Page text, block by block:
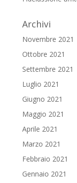
Archivi
Novembre 2021
Ottobre 2021
Settembre 2021
Luglio 2021
Giugno 2021
Maggio 2021
Aprile 2021
Marzo 2021
Febbraio 2021
Gennaio 2021